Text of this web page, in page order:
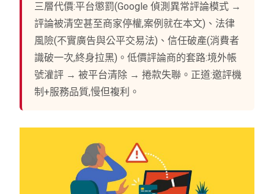
三層代價:平台懲罰(Google 偵測異常評論模式 →
評論被清空甚至商家停權,案例就在本文)、法律
風險(不實廣告與公平交易法)、信任破產(消費者
識破一次,終身拉黑)。低價評論商的套路:境外帳
號灌評 → 被平台清除 → 捲款失聯。正道:邀評機
制+服務品質,慢但複利。